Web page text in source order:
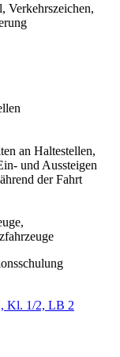
Verkehrszeichen,
an Haltestellen,
und Aussteigen
der Fahrt
Kl. 1/2, LB 2